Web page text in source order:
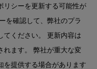
リシーを更新する可能性が
を確認して、弊社のプラ
てください。 ​更新内容は
れます。 弊社が重大な変
を提供する場合があります